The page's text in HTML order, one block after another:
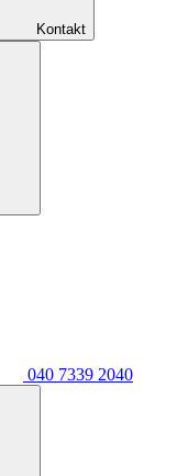
Kontakt
040 7339 2040